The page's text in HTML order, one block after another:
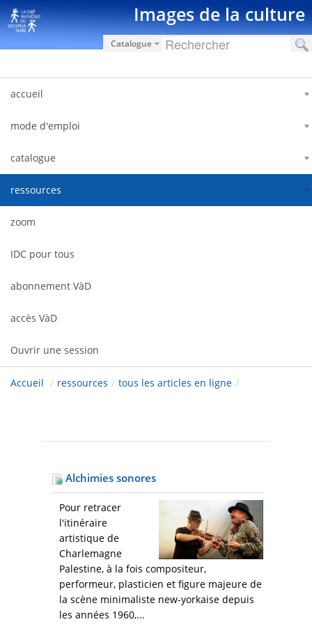
Saut au contenu Images de la culture
Catalogue
accueil
mode d'emploi
catalogue
ressources
zoom
IDC pour tous
abonnement VàD
accès VàD
Ouvrir une session
Accueil / ressources / tous les articles en ligne /
Alchimies sonores
Pour retracer
l'itinéraire
artistique de
Charlemagne
Palestine, à la fois compositeur,
performeur, plasticien et figure majeure de
la scène minimaliste new-yorkaise depuis
les années 1960,...